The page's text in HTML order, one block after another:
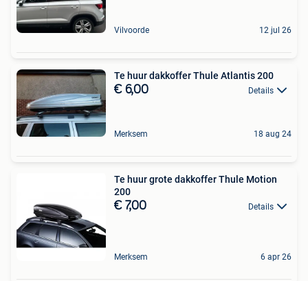
Vilvoorde 12 jul 26
Te huur dakkoffer Thule Atlantis 200
€ 6,00 Details
Merksem 18 aug 24
Te huur grote dakkoffer Thule Motion
200
€ 7,00 Details
Merksem 6 apr 26